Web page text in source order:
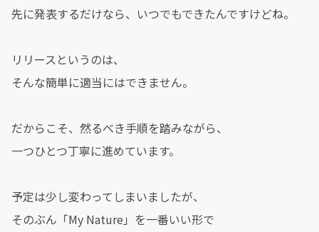
先に発表するだけなら、いつでもできたんですけどね。
リリースというのは、
そんな簡単に適当にはできません。
だからこそ、然るべき手順を踏みながら、
一つひとつ丁寧に進めています。
予定は少し変わってしまいましたが、
そのぶん「My Nature」を一番いい形で